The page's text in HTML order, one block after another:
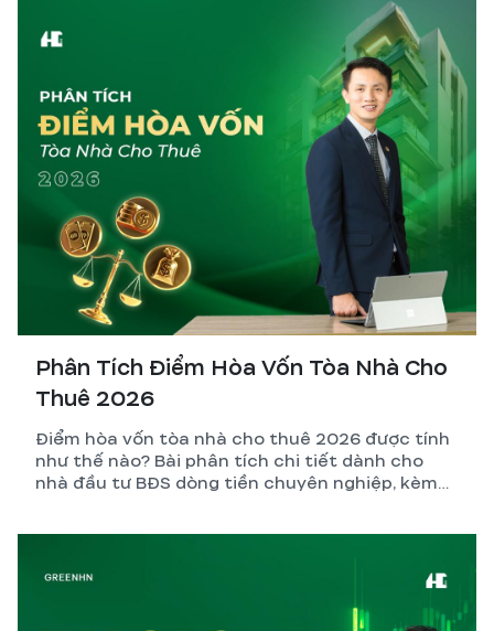
Phân Tích Điểm Hòa Vốn Tòa Nhà Cho
Thuê 2026
Điểm hòa vốn tòa nhà cho thuê 2026 được tính
như thế nào? Bài phân tích chi tiết dành cho
nhà đầu tư BĐS dòng tiền chuyên nghiệp, kèm